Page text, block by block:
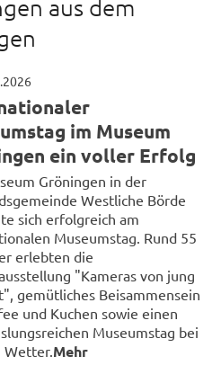
aus dem
im Museum
ein voller Erfolg
Gröningen in der
Westliche Börde
sich erfolgreich am
Museumstag. Rund 55
erlebten die
"Kameras von jung
gemütliches Beisammensein
und Kuchen sowie einen
Museumstag bei
Wetter.Mehr